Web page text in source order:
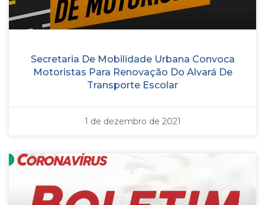
Secretaria De Mobilidade Urbana Convoca
Motoristas Para Renovação Do Alvará De
Transporte Escolar
1 de dezembro de 2021